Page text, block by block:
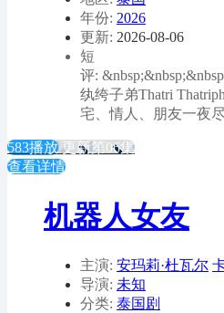
年份: 2026
更新: 2026-08-06
短
评:
纨绔子弟Thatri
宅、情人、朋友一夜
583播放 更新第06集
查看详情
机器人女友
主演: 安玛莉·杜瓦尔
导演: 未知
分类: 泰国剧